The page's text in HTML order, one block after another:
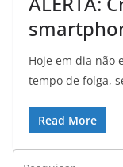
Hoje em dia não
tempo de folga,
Read More